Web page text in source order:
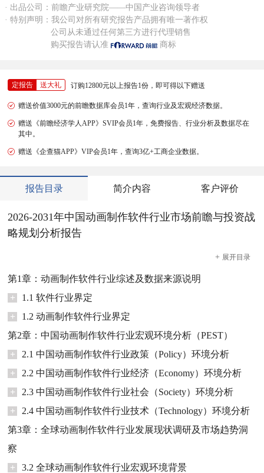
· 出品公司：前瞻产业研究院——中国产业咨询领导者
· 特别声明：我公司对所有研究报告产品拥有唯一著作权
公司从未通过任何第三方进行代理销售
购买报告请认准
商标
定报告 送大礼 订购12800元以上报告1份，即可得以下赠送
赠送价值3000元的前瞻数据库会员1年，查询行业及宏观经济数据。
赠送《前瞻经济学人APP》SVIP会员1年，免费报告、行业分析及数据尽在
其中。
赠送《企查猫APP》VIP会员1年，查询3亿+工商企业数据。
报告目录 简介内容 客户评价
2026-2031年中国动画制作软件行业市场前瞻与投资战
略规划分析报告
+ 展开目录
第1章：动画制作软件行业综述及数据来源说明
+
1.1 软件行业界定
+
1.2 动画制作软件行业界定
第2章：中国动画制作软件行业宏观环境分析（PEST）
+
2.1 中国动画制作软件行业政策（Policy）环境分析
+
2.2 中国动画制作软件行业经济（Economy）环境分析
+
2.3 中国动画制作软件行业社会（Society）环境分析
+
2.4 中国动画制作软件行业技术（Technology）环境分析
第3章：全球动画制作软件行业发展现状调研及市场趋势洞
察
+
3.2 全球动画制作软件行业宏观环境背景